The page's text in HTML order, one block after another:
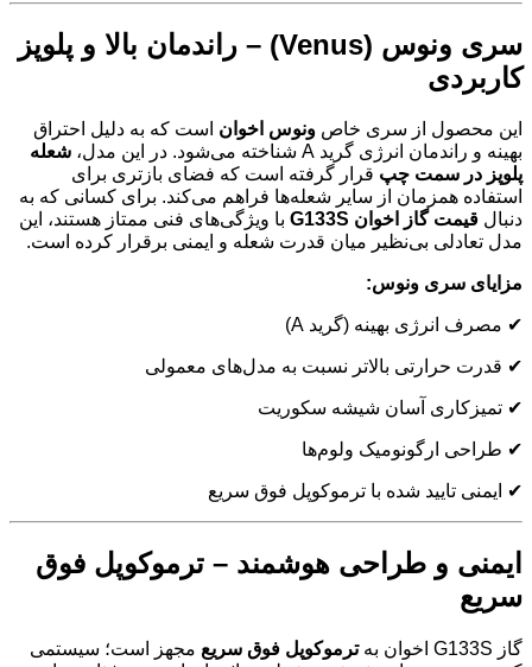
سری ونوس (Venus) – راندمان بالا و پلوپز
کاربردی
این محصول از سری خاص ونوس اخوان است که به دلیل احتراق
بهینه و راندمان انرژی گرید A شناخته می‌شود. در این مدل،
شعله
پلوپز در سمت چپ قرار گرفته است که فضای بازتری برای
استفاده همزمان از سایر شعله‌ها فراهم می‌کند. برای کسانی که به
دنبال قیمت گاز اخوان G133S
با ویژگی‌های فنی ممتاز هستند، این
مدل تعادلی بی‌نظیر میان قدرت شعله و ایمنی برقرار کرده است.
مزایای سری ونوس:
✔ مصرف انرژی بهینه (گرید A)
✔ قدرت حرارتی بالاتر نسبت به مدل‌های معمولی
✔ تمیزکاری آسان شیشه سکوریت
✔ طراحی ارگونومیک ولوم‌ها
✔ ایمنی تایید شده با ترموکوپل فوق سریع
ایمنی و طراحی هوشمند – ترموکوپل فوق
سریع
گاز G133S اخوان به ترموکوپل فوق سریع مجهز است؛ سیستمی